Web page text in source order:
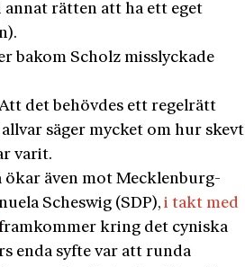
rätten att ha ett eget
bakom Scholz misslyckade
det behövdes ett regelrätt
säger mycket om hur skevt
varit.
även mot Mecklenburg-
Scheswig (SDP),i takt med
kring det cyniska
enda syfte var att runda